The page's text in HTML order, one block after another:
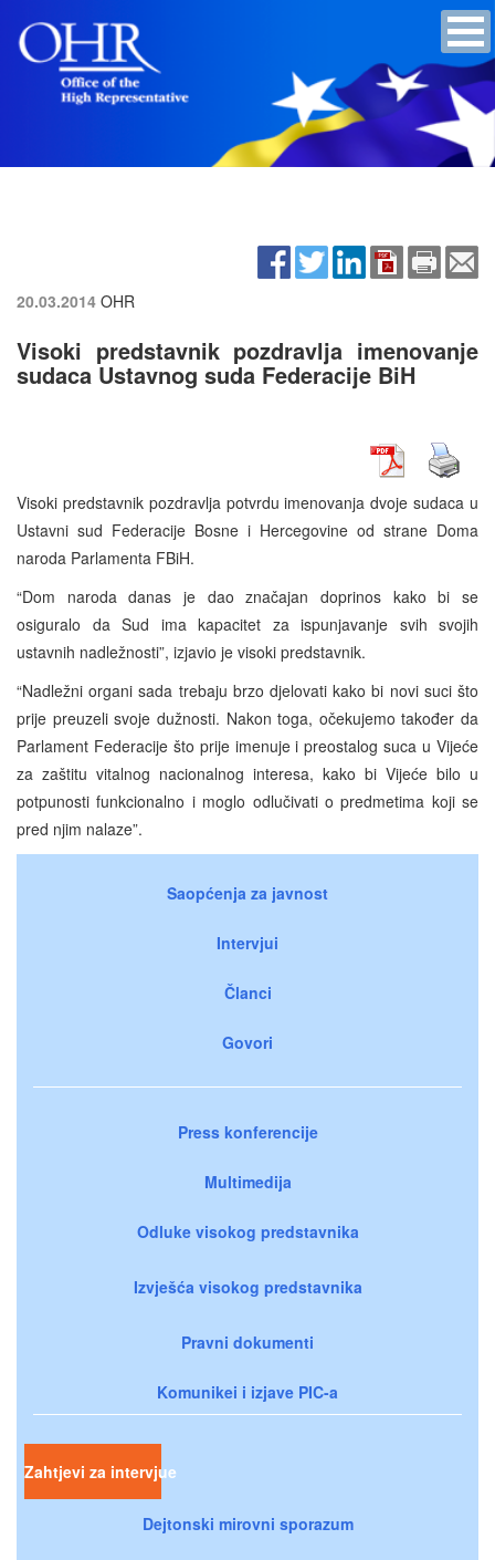
20.03.2014 OHR
Visoki predstavnik pozdravlja imenovanje
sudaca Ustavnog suda Federacije BiH
Visoki predstavnik pozdravlja potvrdu imenovanja dvoje sudaca u
Ustavni sud Federacije Bosne i Hercegovine od strane Doma
naroda Parlamenta FBiH.
“Dom naroda danas je dao značajan doprinos kako bi se
osiguralo da Sud ima kapacitet za ispunjavanje svih svojih
ustavnih nadležnosti”, izjavio je visoki predstavnik.
“Nadležni organi sada trebaju brzo djelovati kako bi novi suci što
prije preuzeli svoje dužnosti. Nakon toga, očekujemo također da
Parlament Federacije što prije imenuje i preostalog suca u Vijeće
za zaštitu vitalnog nacionalnog interesa, kako bi Vijeće bilo u
potpunosti funkcionalno i moglo odlučivati o predmetima koji se
pred njim nalaze”.
Saopćenja za javnost
Intervjui
Članci
Govori
Press konferencije
Multimedija
Odluke visokog predstavnika
Izvješća visokog predstavnika
Pravni dokumenti
Komunikei i izjave PIC-a
Zahtjevi za intervjue
Dejtonski mirovni sporazum